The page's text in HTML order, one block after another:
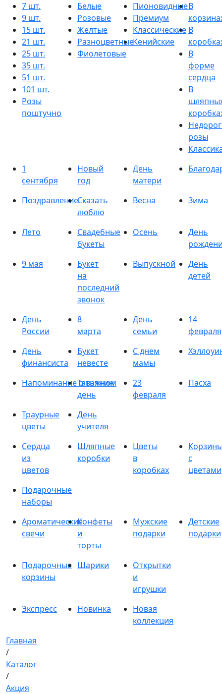
7 шт.
9 шт.
15 шт.
21 шт.
25 шт.
35 шт.
51 шт.
101 шт.
Розы
поштучно
Белые
Розовые
Желтые
Разноцветные
Фиолетовые
Пионовидные
Премиум
Классические
Кенийские
В
В
В
форме
сердца
В
розы
1
сентября
Новый
год
День
матери
ПоздравлениеСказать
люблю
Весна Зима
Лето
Свадебные
букеты
Осень
День
9 мая
Букет
на
последний
звонок
Выпускной
День
детей
День
России
8
марта
День
семьи
14
февраля
День
финансиста
Букет
невесте
С днем
мамы
Напоминание о важном
Татьянин
день
23
февраля
Пасха
Траурные
цветы
День
учителя
Сердца
из
цветов
Шляпные
коробки
Цветы
в
коробках
с
цветами
Подарочные
наборы
Ароматические
свечи
Конфеты
и
торты
Мужские
подарки
Детские
подарки
Подарочные
корзины
Шарики
Открытки
и
игрушки
Экспресс
Новинка
Новая
коллекция
Главная
/
Каталог
/
Акция